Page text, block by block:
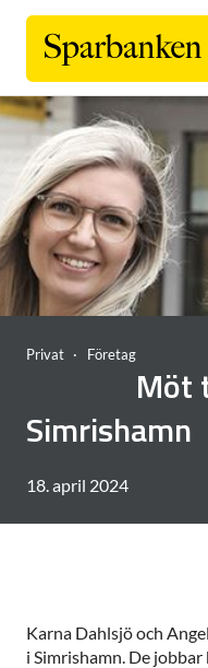
Privat Företag
Möt
Simrishamn
18. april 2024
Karna Dahlsjö och
i Simrishamn. De